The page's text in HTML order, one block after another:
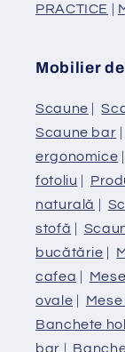
PRACTICE |
Mobilier
Scaune |
Scaune bar |
ergonomice |
fotoliu |
naturală |
stofă |
bucătărie |
cafea |
ovale |
Banchete hol
bar |